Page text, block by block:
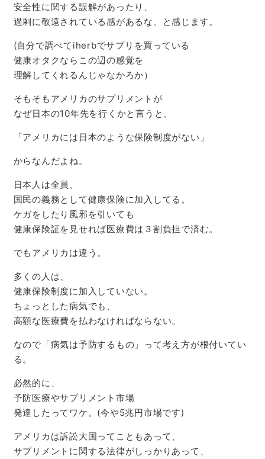
安全性に関する誤解があったり、
過剰に敬遠されている感があるな、と感じます。
(自分で調べてiherbでサプリを買っている
健康オタクならこの辺の感覚を
理解してくれるんじゃなかろか）
そもそもアメリカのサプリメントが
なぜ日本の10年先を行くかと言うと、
「アメリカには日本のような保険制度がない」
からなんだよね。
日本人は全員、
国民の義務として健康保険に加入してる。
ケガをしたり風邪を引いても
健康保険証を見せれば医療費は３割負担で済む。
でもアメリカは違う。
多くの人は、
健康保険制度に加入していない。
ちょっとした病気でも、
高額な医療費を払わなければならない。
なので「病気は予防するもの」って考え方が根付いてい
る。
必然的に、
予防医療やサプリメント市場
発達したってワケ。(今や5兆円市場です)
アメリカは訴訟大国ってこともあって、
サプリメントに関する法律がしっかりあって、